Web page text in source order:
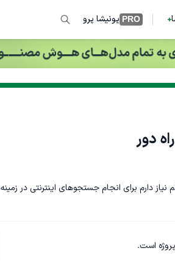
PRO پونیشا پرو
دور
دارم برای انجام جستجوهای اینترنتی در زمینه‌های زیر:
است.